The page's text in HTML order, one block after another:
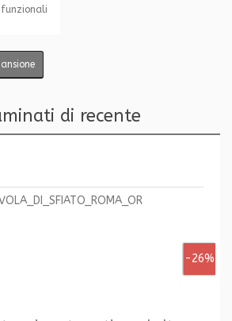
di recente
-26%